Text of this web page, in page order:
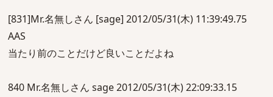
[831]Mr.名無しさん [sage] 2012/05/31(木) 11:39:49.75
AAS
当たり前のことだけど良いことだよね
840 Mr.名無しさん sage 2012/05/31(木) 22:09:33.15